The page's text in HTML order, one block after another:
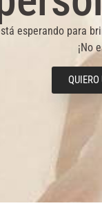
esperando para
¡No